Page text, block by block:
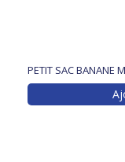
PETIT SAC BANANE